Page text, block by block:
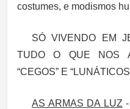
costumes, e modismos
SÓ VIVENDO EM
TUDO O QUE NOS
“CEGOS” E
AS ARMAS DA LUZ